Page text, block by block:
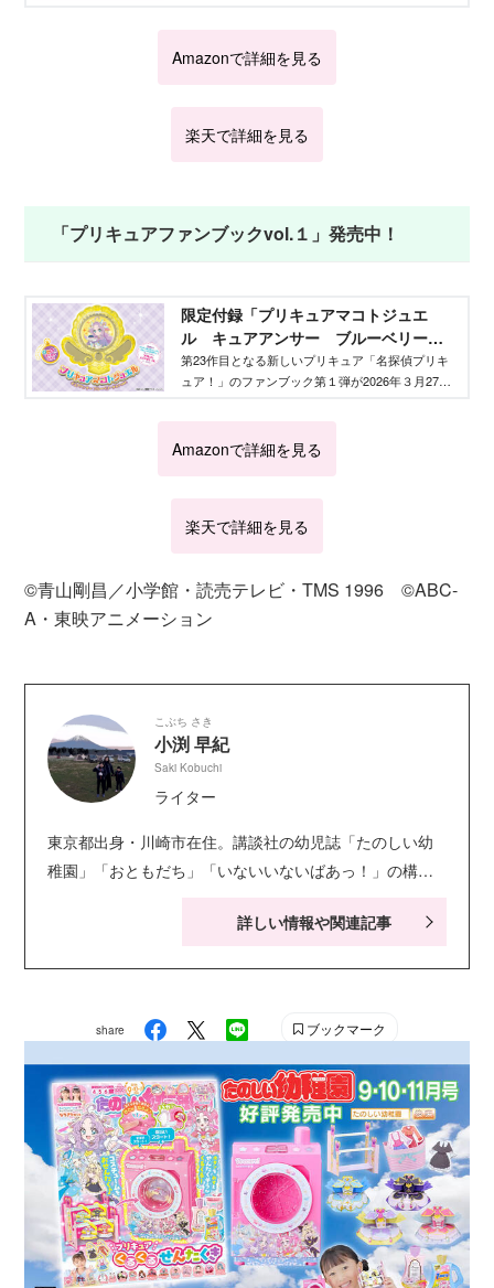
報が盛りだくさんです。
Amazonで詳細を見る
楽天で詳細を見る
「プリキュアファンブックvol.１」発売中！
限定付録「プリキュアマコトジュエ
ル キュアアンサー ブルーベリータ
ルトver.」が付いてくる！ 『だいすき
プリキュア！めいたんていプリキュ
Aneひめ.net｜講談社
第23作目となる新しいプリキュア「名探偵プリキ
ュア！」のファンブック第１弾が2026年３月27日
Amazonで詳細を見る
楽天で詳細を見る
©青山剛昌／小学館・読売テレビ・TMS 1996 ©ABC‐
A・東映アニメーション
こぶち さき
小渕 早紀
Saki Kobuchi
ライター
東京都出身・川崎市在住。講談社の幼児誌「たのしい幼
稚園」「おともだち」「いないいないばあっ！」の構
ック・知育ドリルなども手がける。現在小学生の娘２人
詳しい情報や関連記事
share ブックマーク